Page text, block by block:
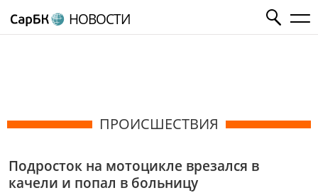
НОВОСТИ
ПРОИСШЕСТВИЯ
Подросток на мотоцикле врезался в
качели и попал в больницу